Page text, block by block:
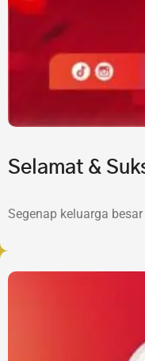
Selamat &
Segenap keluarga